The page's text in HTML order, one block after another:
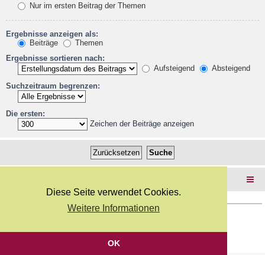
Diese Seite verwendet Cookies.
Weitere Informationen
OK
Nur im ersten Beitrag der Themen
Ergebnisse anzeigen als:
Beiträge
Themen
Ergebnisse sortieren nach:
Aufsteigend
Absteigend
Suchzeitraum begrenzen:
Die ersten:
Zeichen der Beiträge anzeigen
Deutsche Übersetzung durchphpBB.de